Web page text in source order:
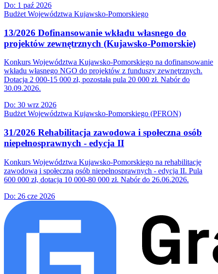
Do: 1 paź 2026
Budżet Województwa Kujawsko-Pomorskiego
13/2026 Dofinansowanie wkładu własnego do
projektów zewnętrznych (Kujawsko-Pomorskie)
Konkurs Województwa Kujawsko-Pomorskiego na dofinansowanie
wkładu własnego NGO do projektów z funduszy zewnętrznych.
Dotacja 2 000-15 000 zł, pozostała pula 20 000 zł. Nabór do
30.09.2026.
Do: 30 wrz 2026
Budżet Województwa Kujawsko-Pomorskiego (PFRON)
31/2026 Rehabilitacja zawodowa i społeczna osób
niepełnosprawnych - edycja II
Konkurs Województwa Kujawsko-Pomorskiego na rehabilitację
zawodową i społeczną osób niepełnosprawnych - edycja II. Pula
600 000 zł, dotacja 10 000-80 000 zł. Nabór do 26.06.2026.
Do: 26 cze 2026